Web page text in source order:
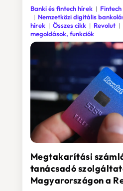
Megtakarítási
tanácsadó
Magyarországon a
Banki és fintech hírek
Nemzetközi digitális
hírek
Összes cikk Revolut
megoldások, funkciók